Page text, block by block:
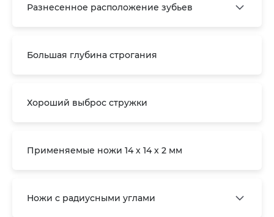
Разнесенное расположение зубьев
Большая глубина строгания
Хороший выброс стружки
Применяемые ножи 14 х 14 х 2 мм
Ножи с радиусными углами